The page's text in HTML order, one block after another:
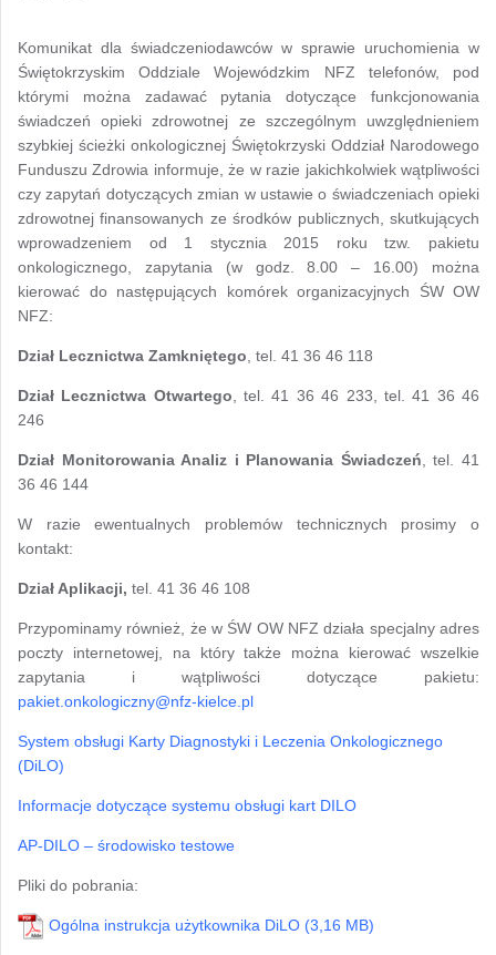
Komunikat dla świadczeniodawców w sprawie uruchomienia w
Świętokrzyskim Oddziale Wojewódzkim NFZ telefonów, pod
którymi można zadawać pytania dotyczące funkcjonowania
świadczeń opieki zdrowotnej ze szczególnym uwzględnieniem
szybkiej ścieżki onkologicznej Świętokrzyski Oddział Narodowego
Funduszu Zdrowia informuje, że w razie jakichkolwiek wątpliwości
czy zapytań dotyczących zmian w ustawie o świadczeniach opieki
zdrowotnej finansowanych ze środków publicznych, skutkujących
wprowadzeniem od 1 stycznia 2015 roku tzw. pakietu
onkologicznego, zapytania (w godz. 8.00 – 16.00) można
kierować do następujących komórek organizacyjnych ŚW OW
NFZ:
Dział Lecznictwa Zamkniętego , tel. 41 36 46 118
Dział Lecznictwa Otwartego , tel. 41 36 46 233, tel. 41 36 46
246
Dział Monitorowania Analiz i Planowania Świadczeń , tel. 41
36 46 144
W razie ewentualnych problemów technicznych prosimy o
kontakt:
Dział Aplikacji, tel. 41 36 46 108
Przypominamy również, że w ŚW OW NFZ działa specjalny adres
poczty internetowej, na który także można kierować wszelkie
zapytania i wątpliwości dotyczące pakietu:
pakiet.onkologiczny@nfz-kielce.pl
System obsługi Karty Diagnostyki i Leczenia Onkologicznego
(DiLO)
Informacje dotyczące systemu obsługi kart DILO
AP-DILO – środowisko testowe
Pliki do pobrania:
Ogólna instrukcja użytkownika DiLO